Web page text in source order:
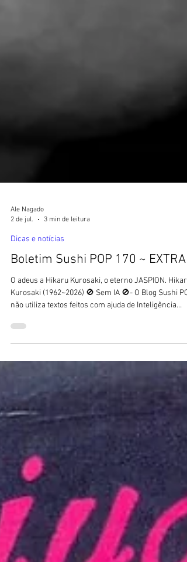
2 de jul.
3 min de leitura
Dicas e notícias
Boletim Sushi POP 170 ~ EXTRA
Kurosaki (1962~2026) 🚫 Sem IA 🚫- O Blog Sushi
não utiliza textos feitos com ajuda de Inteligência
Kurosaki, aos 64 anos. A causa não foi informada.
Tendo abandonado a carreira artística na década de
1990, é bastante amado no Brasil, onde sua série O
Fantástico Jaspion (1985) conseguiu um sucesso